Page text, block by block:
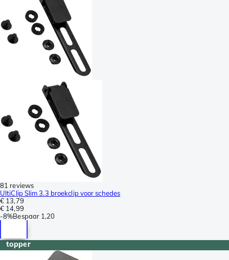
81 reviews
UltiClip Slim 3.3 broekclip voor schedes
€ 13,79
€ 14,99
-8%Bespaar 1,20
topper